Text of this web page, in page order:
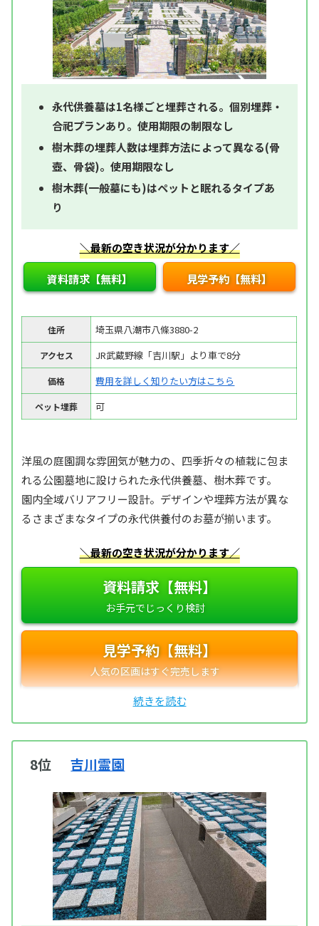
永代供養墓は1名様ごと埋葬される。個別埋葬・
合祀プランあり。使用期限の制限なし
樹木葬の埋葬人数は埋葬方法によって異なる(骨
壺、骨袋)。使用期限なし
樹木葬(一般墓にも)はペットと眠れるタイプあ
り
＼最新の空き状況が分かります／
資料請求【無料】 見学予約【無料】
住所 埼玉県八潮市八條3880-2
アクセス JR武蔵野線「吉川駅」より車で8分
価格 費用を詳しく知りたい方はこちら
ペット埋葬 可
洋風の庭園調な雰囲気が魅力の、四季折々の植栽に包ま
れる公園墓地に設けられた永代供養墓、樹木葬です。
園内全域バリアフリー設計。デザインや埋葬方法が異な
るさまざまなタイプの永代供養付のお墓が揃います。
＼最新の空き状況が分かります／
資料請求【無料】
見学予約【無料】
8位 吉川霊園